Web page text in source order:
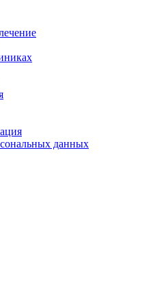
данных